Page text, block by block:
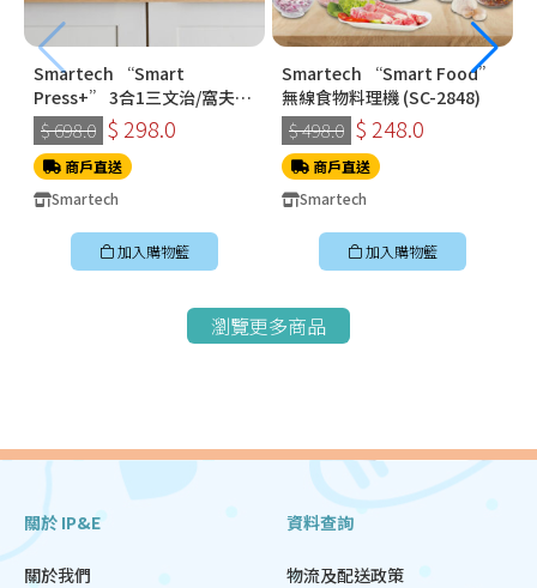
Smartech “Smart
Press+” 3合1三文治/窩夫/
冬甩機 SM-2228
$ 698.0 $ 298.0
商戶直送
Smartech
加入購物籃
Smartech “Smart Food”
無線食物料理機 (SC-2848)
$ 498.0 $ 248.0
商戶直送
Smartech
加入購物籃
瀏覽更多商品
關於 IP&E
關於我們
資料查詢
物流及配送政策